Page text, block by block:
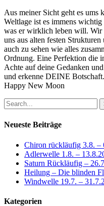
Aus meiner Sicht geht es ums
Weltlage ist es immens
was er wirklich leben will. Wir
uns aus alten festen
auch zu sehen wie alles
Ordnung. Eine Perfektion die
Achte auf deine Gedanken
und erkenne DEINE
Happy New Moon
Neueste Beiträge
Chiron rückläufig 3.8. –
Adlerwelle 1.8. –
Saturn Rückläufig –
Heilung – Die blinden
Windwelle 19.7. –
Kategorien